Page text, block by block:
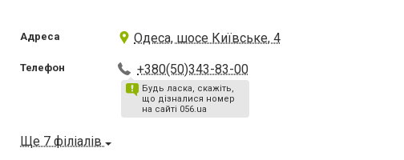
Адреса Одеса, шосе Київське, 4
Телефон +380(50)343-83-00
Будь ласка, скажіть,
що дізналися номер
на сайті 056.ua
Ще 7 філіалів